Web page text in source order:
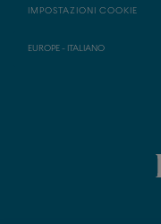
IMPOSTAZIONI COOKIE
EUROPE - ITALIANO